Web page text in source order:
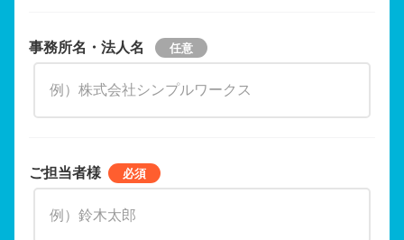
事務所名・法人名
ご担当者様